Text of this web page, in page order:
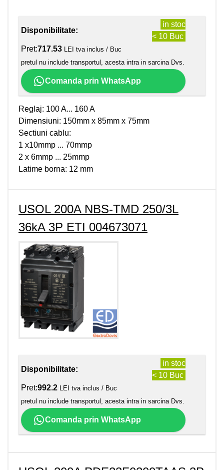
Disponibilitate:
in stoc
< 10 Buc
Pret:717.53 LEI tva inclus / Buc
pretul nu include transportul, acesta intra in sarcina Dvs.
Comanda prin WhatsApp
Reglaj: 100 A... 160 A
Dimensiuni: 150mm x 85mm x 75mm
Sectiuni cablu:
1 x10mmp ... 70mmp
2 x 6mmp ... 25mmp
Latime borna: 12 mm
USOL 200A NBS-TMD 250/3L
36kA 3P ETI 004673071
Disponibilitate:
in stoc
< 10 Buc
Pret:992.2 LEI tva inclus / Buc
pretul nu include transportul, acesta intra in sarcina Dvs.
Comanda prin WhatsApp